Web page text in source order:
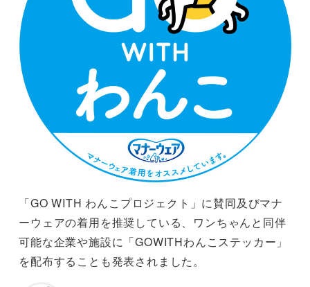
「GO WITH わんこプロジェクト」に賛同及びマナ
ーウェアの着用を推奨している、ワンちゃんと同伴
可能な企業や施設に「GOWITHわんこステッカー」
を配布することも発表されました。